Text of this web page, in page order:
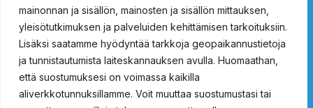
mainonnan ja sisällön, mainosten ja sisällön mittauksen,
yleisötutkimuksen ja palveluiden kehittämisen tarkoituksiin.
Lisäksi saatamme hyödyntää tarkkoja geopaikannustietoja
ja tunnistautumista laiteskannauksen avulla. Huomaathan,
että suostumuksesi on voimassa kaikilla
aliverkkotunnuksillamme. Voit muuttaa suostumustasi tai
Vartalosuihkut
ProSafety 15021000ProSafety 15021500
ProSafety 15024000ProSafety 15024020
ProSafety 15024500ProSafety 15024520